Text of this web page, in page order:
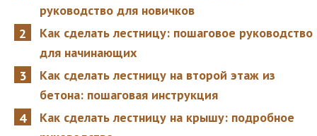
руководство для новичков
Как сделать лестницу: пошаговое руководство
для начинающих
Как сделать лестницу на второй этаж из
бетона: пошаговая инструкция
Как сделать лестницу на крышу: подробное